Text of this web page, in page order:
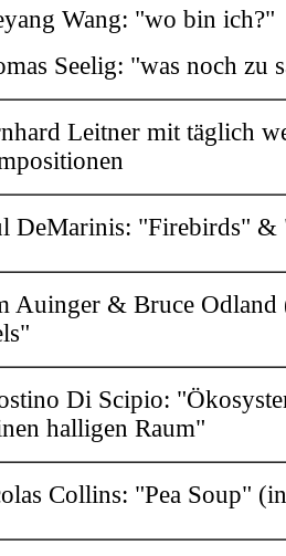
Wang: "wo bin ich?"
Seelig: "was noch zu
Leitner mit täglich
DeMarinis: "Firebirds" &
Auinger & Bruce
Di Scipio:
halligen Raum"
Collins: "Pea Soup"